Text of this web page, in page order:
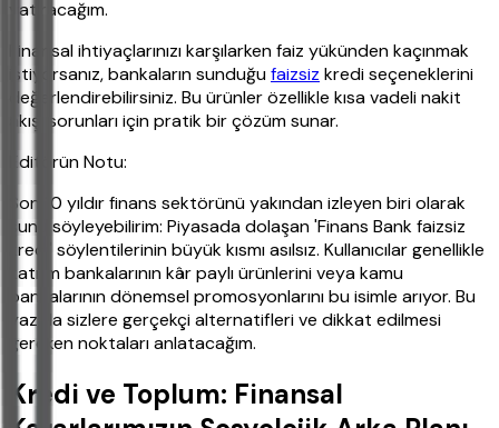
yatıracağım.
Finansal ihtiyaçlarınızı karşılarken faiz yükünden kaçınmak
istiyorsanız, bankaların sunduğufaizsiz kredi seçeneklerini
değerlendirebilirsiniz. Bu ürünler özellikle kısa vadeli nakit
akışı sorunları için pratik bir çözüm sunar.
Editörün Notu:
Son 10 yıldır finans sektörünü yakından izleyen biri olarak
şunu söyleyebilirim: Piyasada dolaşan 'Finans Bank faizsiz
kredi' söylentilerinin büyük kısmı asılsız. Kullanıcılar genellikle
katılım bankalarının kâr paylı ürünlerini veya kamu
bankalarının dönemsel promosyonlarını bu isimle arıyor. Bu
yazıda sizlere gerçekçi alternatifleri ve dikkat edilmesi
gereken noktaları anlatacağım.
Kredi ve Toplum: Finansal